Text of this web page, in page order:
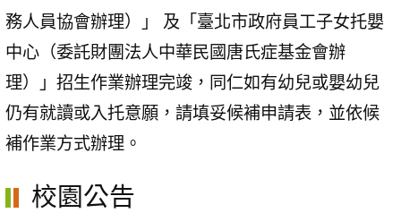
內
容
區
務人員協會辦理）」 及「臺北市政府員工子女托嬰
中心（委託財團法人中華民國唐氏症基金會辦
理）」招生作業辦理完竣，同仁如有幼兒或嬰幼兒
仍有就讀或入托意願，請填妥候補申請表，並依候
補作業方式辦理。
校園公告